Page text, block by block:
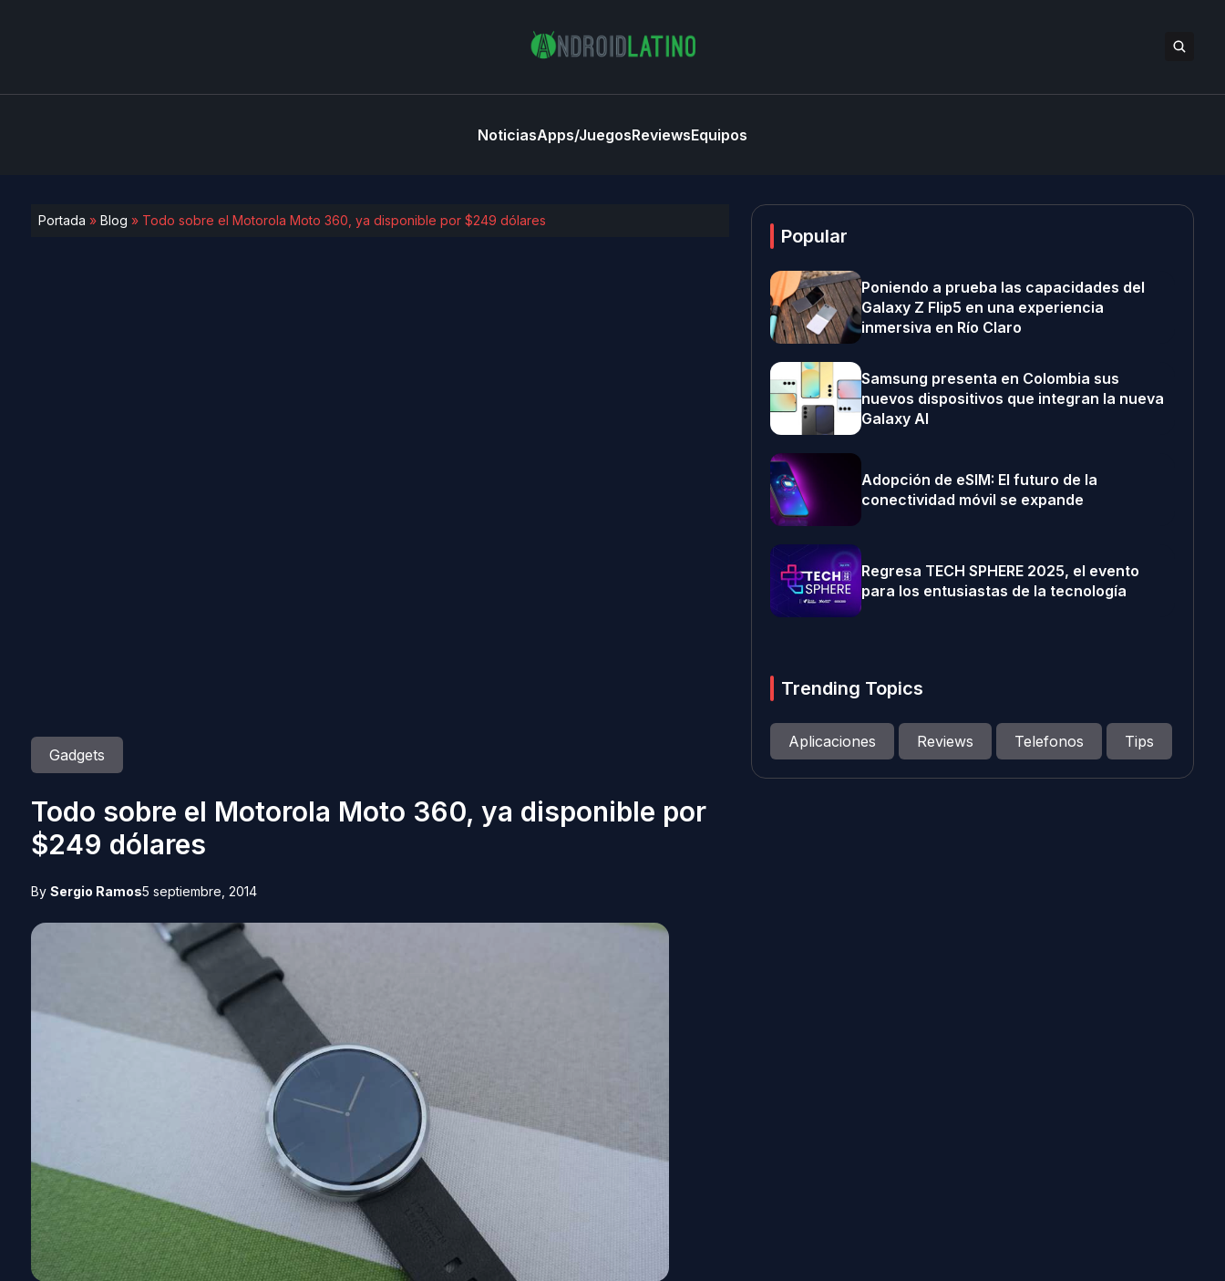
NoticiasApps/JuegosReviewsEquipos
Portada » Blog » Todo sobre el Motorola Moto 360, ya disponible por $249 dólares
Gadgets
Todo sobre el Motorola Moto 360, ya disponible por
$249 dólares
By Sergio Ramos5 septiembre, 2014
Popular
Poniendo a prueba las capacidades del
Galaxy Z Flip5 en una experiencia
inmersiva en Río Claro
Samsung presenta en Colombia sus
nuevos dispositivos que integran la nueva
Galaxy AI
Adopción de eSIM: El futuro de la
conectividad móvil se expande
Regresa TECH SPHERE 2025, el evento
para los entusiastas de la tecnología
Trending Topics
Aplicaciones Reviews Telefonos Tips